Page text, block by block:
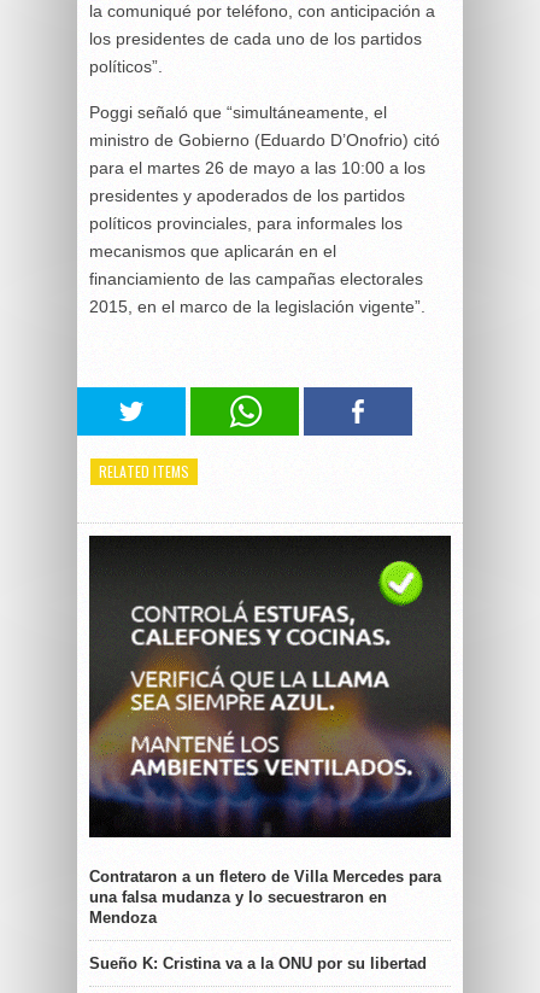
la comuniqué por teléfono, con anticipación a
los presidentes de cada uno de los partidos
políticos”.
Poggi señaló que “simultáneamente, el
ministro de Gobierno (Eduardo D’Onofrio) citó
para el martes 26 de mayo a las 10:00 a los
presidentes y apoderados de los partidos
políticos provinciales, para informales los
mecanismos que aplicarán en el
financiamiento de las campañas electorales
2015, en el marco de la legislación vigente”.
RELATED ITEMS
Contrataron a un fletero de Villa Mercedes para
una falsa mudanza y lo secuestraron en
Mendoza
Sueño K: Cristina va a la ONU por su libertad